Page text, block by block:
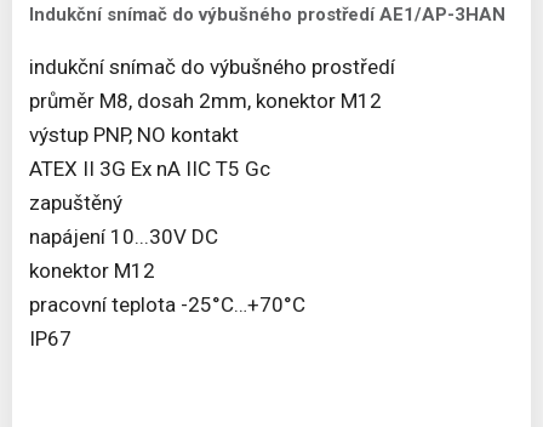
Indukční snímač do výbušného prostředí AE1/AP-3HAN
indukční snímač do výbušného prostředí
průměr M8, dosah 2mm, konektor M12
výstup PNP, NO kontakt
ATEX II 3G Ex nA IIC T5 Gc
zapuštěný
napájení 10...30V DC
konektor M12
pracovní teplota -25°C…+70°C
IP67